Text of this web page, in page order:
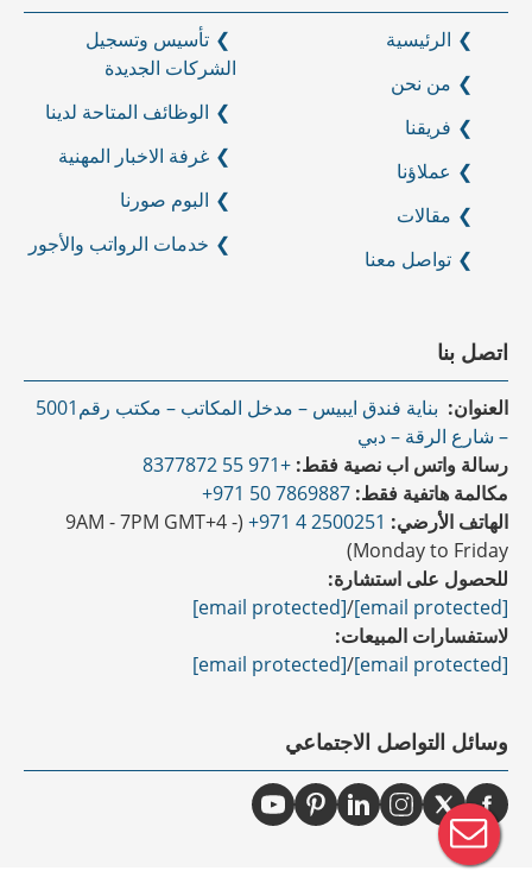
الرئيسية
من نحن
فريقنا
عملاؤنا
مقالات
تواصل معنا
تأسيس وتسجيل
الشركات الجديدة
الوظائف المتاحة لدينا
غرفة الاخبار المهنية
البوم صورنا
خدمات الرواتب والأجور
اتصل بنا
العنوان:
بناية فندق ايبيس – مدخل المكاتب – مكتب رقم5001
– شارع الرقة – دبي
رسالة واتس اب نصية فقط: +971 55 8377872
مكالمة هاتفية فقط: 7869887 50 971+
الهاتف الأرضي: 2500251 4 971+
(9AM - 7PM GMT+4 -
Monday to Friday)
للحصول على استشارة:
[email protected]
/
[email protected]
لاستفسارات المبيعات:
[email protected]
/
[email protected]
وسائل التواصل الاجتماعي